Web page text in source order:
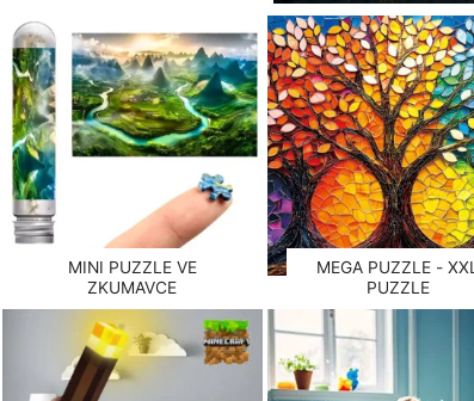
MINI PUZZLE VE
ZKUMAVCE
MEGA PUZZLE - XXL
PUZZLE